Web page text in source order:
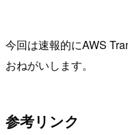
今回は速報的にAWS
おねがいします。
参考リンク